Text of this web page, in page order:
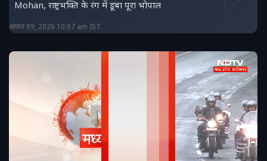
Mohan, राष्ट्रभक्ति के रंग में डूबा पूरा भोपाल
अगस्त 09, 2026 10:07 am IST